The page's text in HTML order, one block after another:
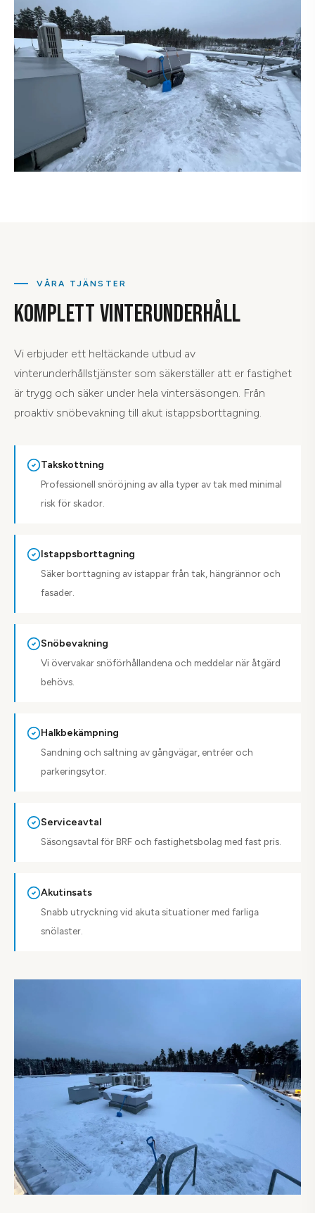
VÅRA TJÄNSTER
KOMPLETT VINTERUNDERHÅLL
Vi erbjuder ett heltäckande utbud av
vinterunderhållstjänster som säkerställer att er fastighet
är trygg och säker under hela vintersäsongen. Från
proaktiv snöbevakning till akut istappsborttagning.
Takskottning
Professionell snöröjning av alla typer av tak med minimal
risk för skador.
Istappsborttagning
Säker borttagning av istappar från tak, hängrännor och
fasader.
Snöbevakning
Vi övervakar snöförhållandena och meddelar när åtgärd
behövs.
Halkbekämpning
Sandning och saltning av gångvägar, entréer och
parkeringsytor.
Serviceavtal
Säsongsavtal för BRF och fastighetsbolag med fast pris.
Akutinsats
Snabb utryckning vid akuta situationer med farliga
snölaster.